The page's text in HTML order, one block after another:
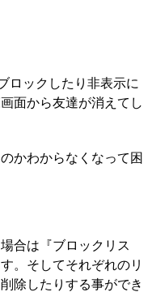
ロックしたり非表示に
面から友達が消えてし
かわからなくなって困
合は『ブロックリス
。そしてそれぞれのリ
除したりする事ができ